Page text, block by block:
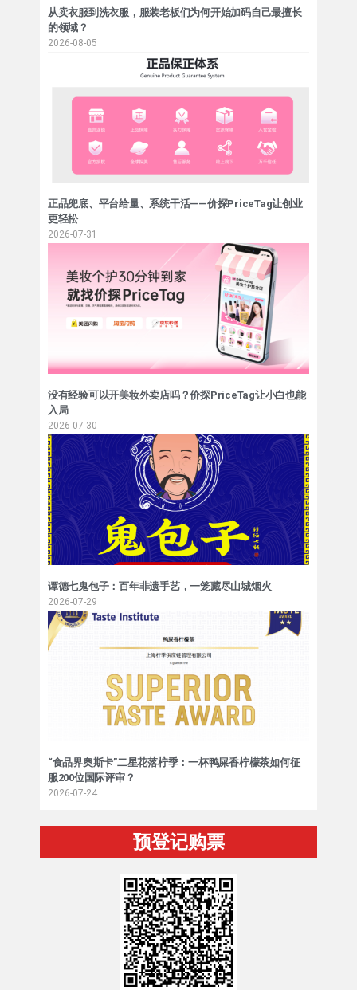
从卖衣服到洗衣服，服装老板们为何开始加码自己最擅长
的领域？
2026-08-05
正品兜底、平台给量、系统干活——价探PriceTag让创业
更轻松
2026-07-31
没有经验可以开美妆外卖店吗？价探PriceTag让小白也能
入局
2026-07-30
谭德七鬼包子：百年非遗手艺，一笼藏尽山城烟火
2026-07-29
“食品界奥斯卡”二星花落柠季：一杯鸭屎香柠檬茶如何征
服200位国际评审？
2026-07-24
预登记购票